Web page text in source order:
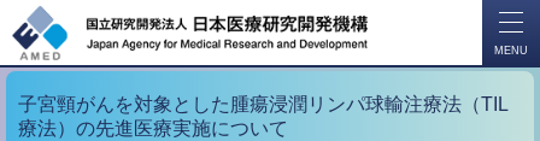
MENU
子宮頸がんを対象とした腫瘍浸潤リンパ球輸注療法（TIL
療法）の先進医療実施について